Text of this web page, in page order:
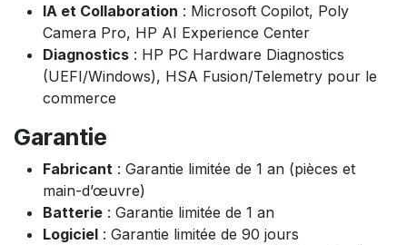
IA et Collaboration : Microsoft Copilot, Poly
Camera Pro, HP AI Experience Center
Diagnostics : HP PC Hardware Diagnostics
(UEFI/Windows), HSA Fusion/Telemetry pour le
commerce
Garantie
Fabricant : Garantie limitée de 1 an (pièces et
main-d’œuvre)
Batterie : Garantie limitée de 1 an
Logiciel : Garantie limitée de 90 jours